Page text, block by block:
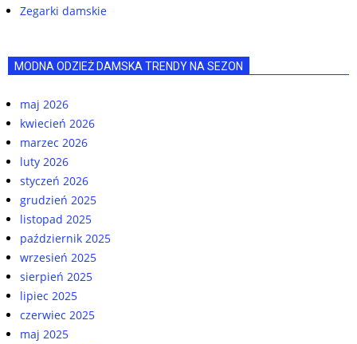
Zegarki damskie
MODNA ODZIEŻ DAMSKA TRENDY NA SEZON
maj 2026
kwiecień 2026
marzec 2026
luty 2026
styczeń 2026
grudzień 2025
listopad 2025
październik 2025
wrzesień 2025
sierpień 2025
lipiec 2025
czerwiec 2025
maj 2025